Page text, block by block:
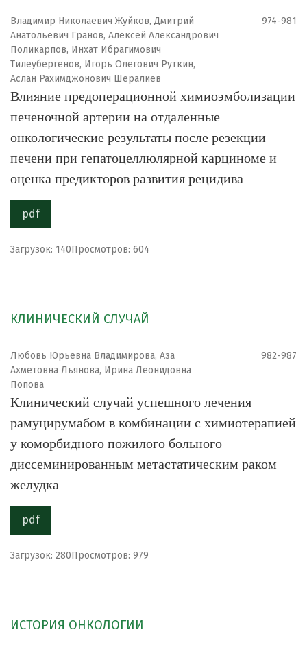
Владимир Николаевич Жуйков, Дмитрий
Анатольевич Гранов, Алексей Александрович
Поликарпов, Инхат Ибрагимович
Тилеубергенов, Игорь Олегович Руткин,
Аслан Рахимджонович Шералиев
974-981
Влияние предоперационной химиоэмболизации
печеночной артерии на отдаленные
онкологические результаты после резекции
печени при гепатоцеллюлярной карциноме и
оценка предикторов развития рецидива
pdf
Загрузок: 140Просмотров: 604
КЛИНИЧЕСКИЙ СЛУЧАЙ
Любовь Юрьевна Владимирова, Аза
Ахметовна Льянова, Ирина Леонидовна
Попова
982-987
Клинический случай успешного лечения
рамуцирумабом в комбинации с химиотерапией
у коморбидного пожилого больного
диссеминированным метастатическим раком
желудка
pdf
Загрузок: 280Просмотров: 979
ИСТОРИЯ ОНКОЛОГИИ